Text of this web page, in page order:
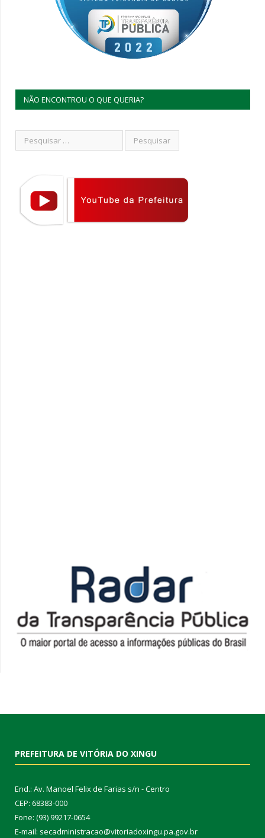
NÃO ENCONTROU O QUE QUERIA?
PREFEITURA DE VITÓRIA DO XINGU
End.: Av. Manoel Felix de Farias s/n - Centro
CEP: 68383-000
Fone: (93) 99217-0654
E-mail: secadministracao@vitoriadoxingu.pa.gov.br